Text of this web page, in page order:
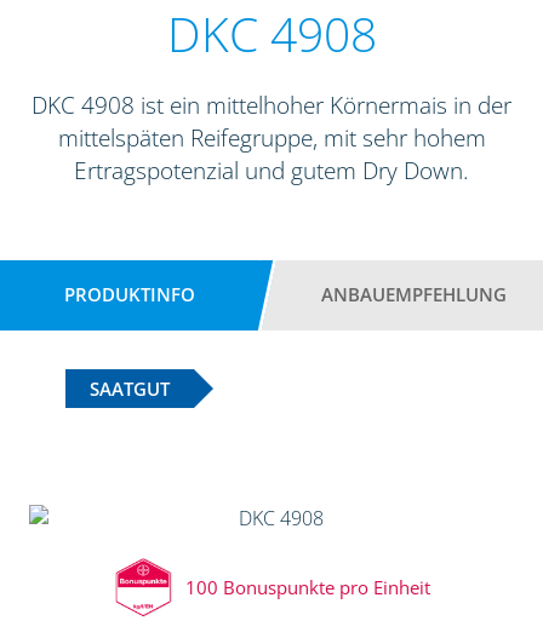
DKC 4908
DKC 4908 ist ein mittelhoher Körnermais in der
mittelspäten Reifegruppe, mit sehr hohem
Ertragspotenzial und gutem Dry Down.
PRODUKTINFO ANBAUEMPFEHLUNG
SAATGUT
100 Bonuspunkte pro Einheit